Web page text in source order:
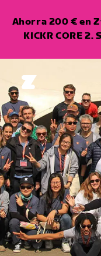
Ahorra 200 € en
KICKR CORE